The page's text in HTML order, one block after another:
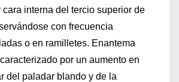
cara interna del tercio superior de
con frecuencia
o en ramilletes. Enantema
por un aumento en
del paladar blando y de la